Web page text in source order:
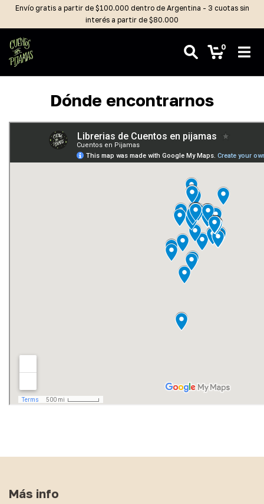
Envío gratis a partir de $100.000 dentro de Argentina - 3 cuotas sin
interés a partir de $80.000
0
Dónde encontrarnos
Más info